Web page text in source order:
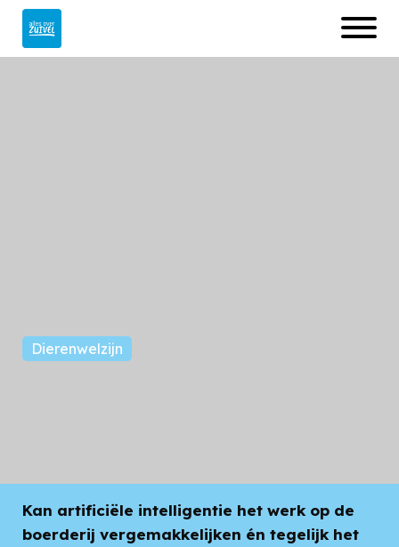
Naar
hoofdinhoud
Open
menu
Dierenwelzijn
Kan artificiële intelligentie het werk op de
boerderij vergemakkelijken én tegelijk het